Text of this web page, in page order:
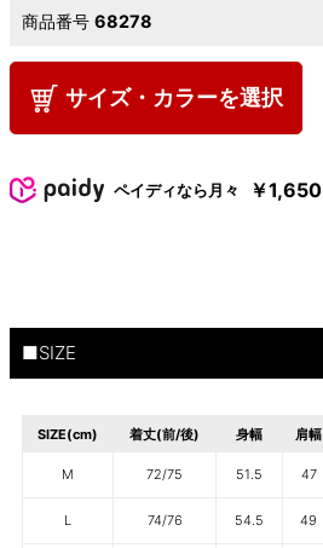
商品番号 68278
サイズ・カラーを選択
ペイディなら月々 ￥1,650
■SIZE
SIZE(cm) 着丈(前/後) 身幅 肩幅
M 72/75 51.5 47
L 74/76 54.5 49